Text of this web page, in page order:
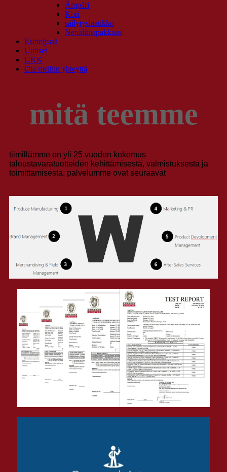
Ämpäri
Kori
säilytyslaatikko
Nenäliinapakkaus
Esittelyssä
Uutiset
UKK
Ota meihin yhteyttä
mitä teemme
tiimillämme on yli 25 vuoden kokemus
taloustavaratuotteiden kehittämisestä, valmistuksesta ja
toimittamisesta, palvelumme ovat seuraavat